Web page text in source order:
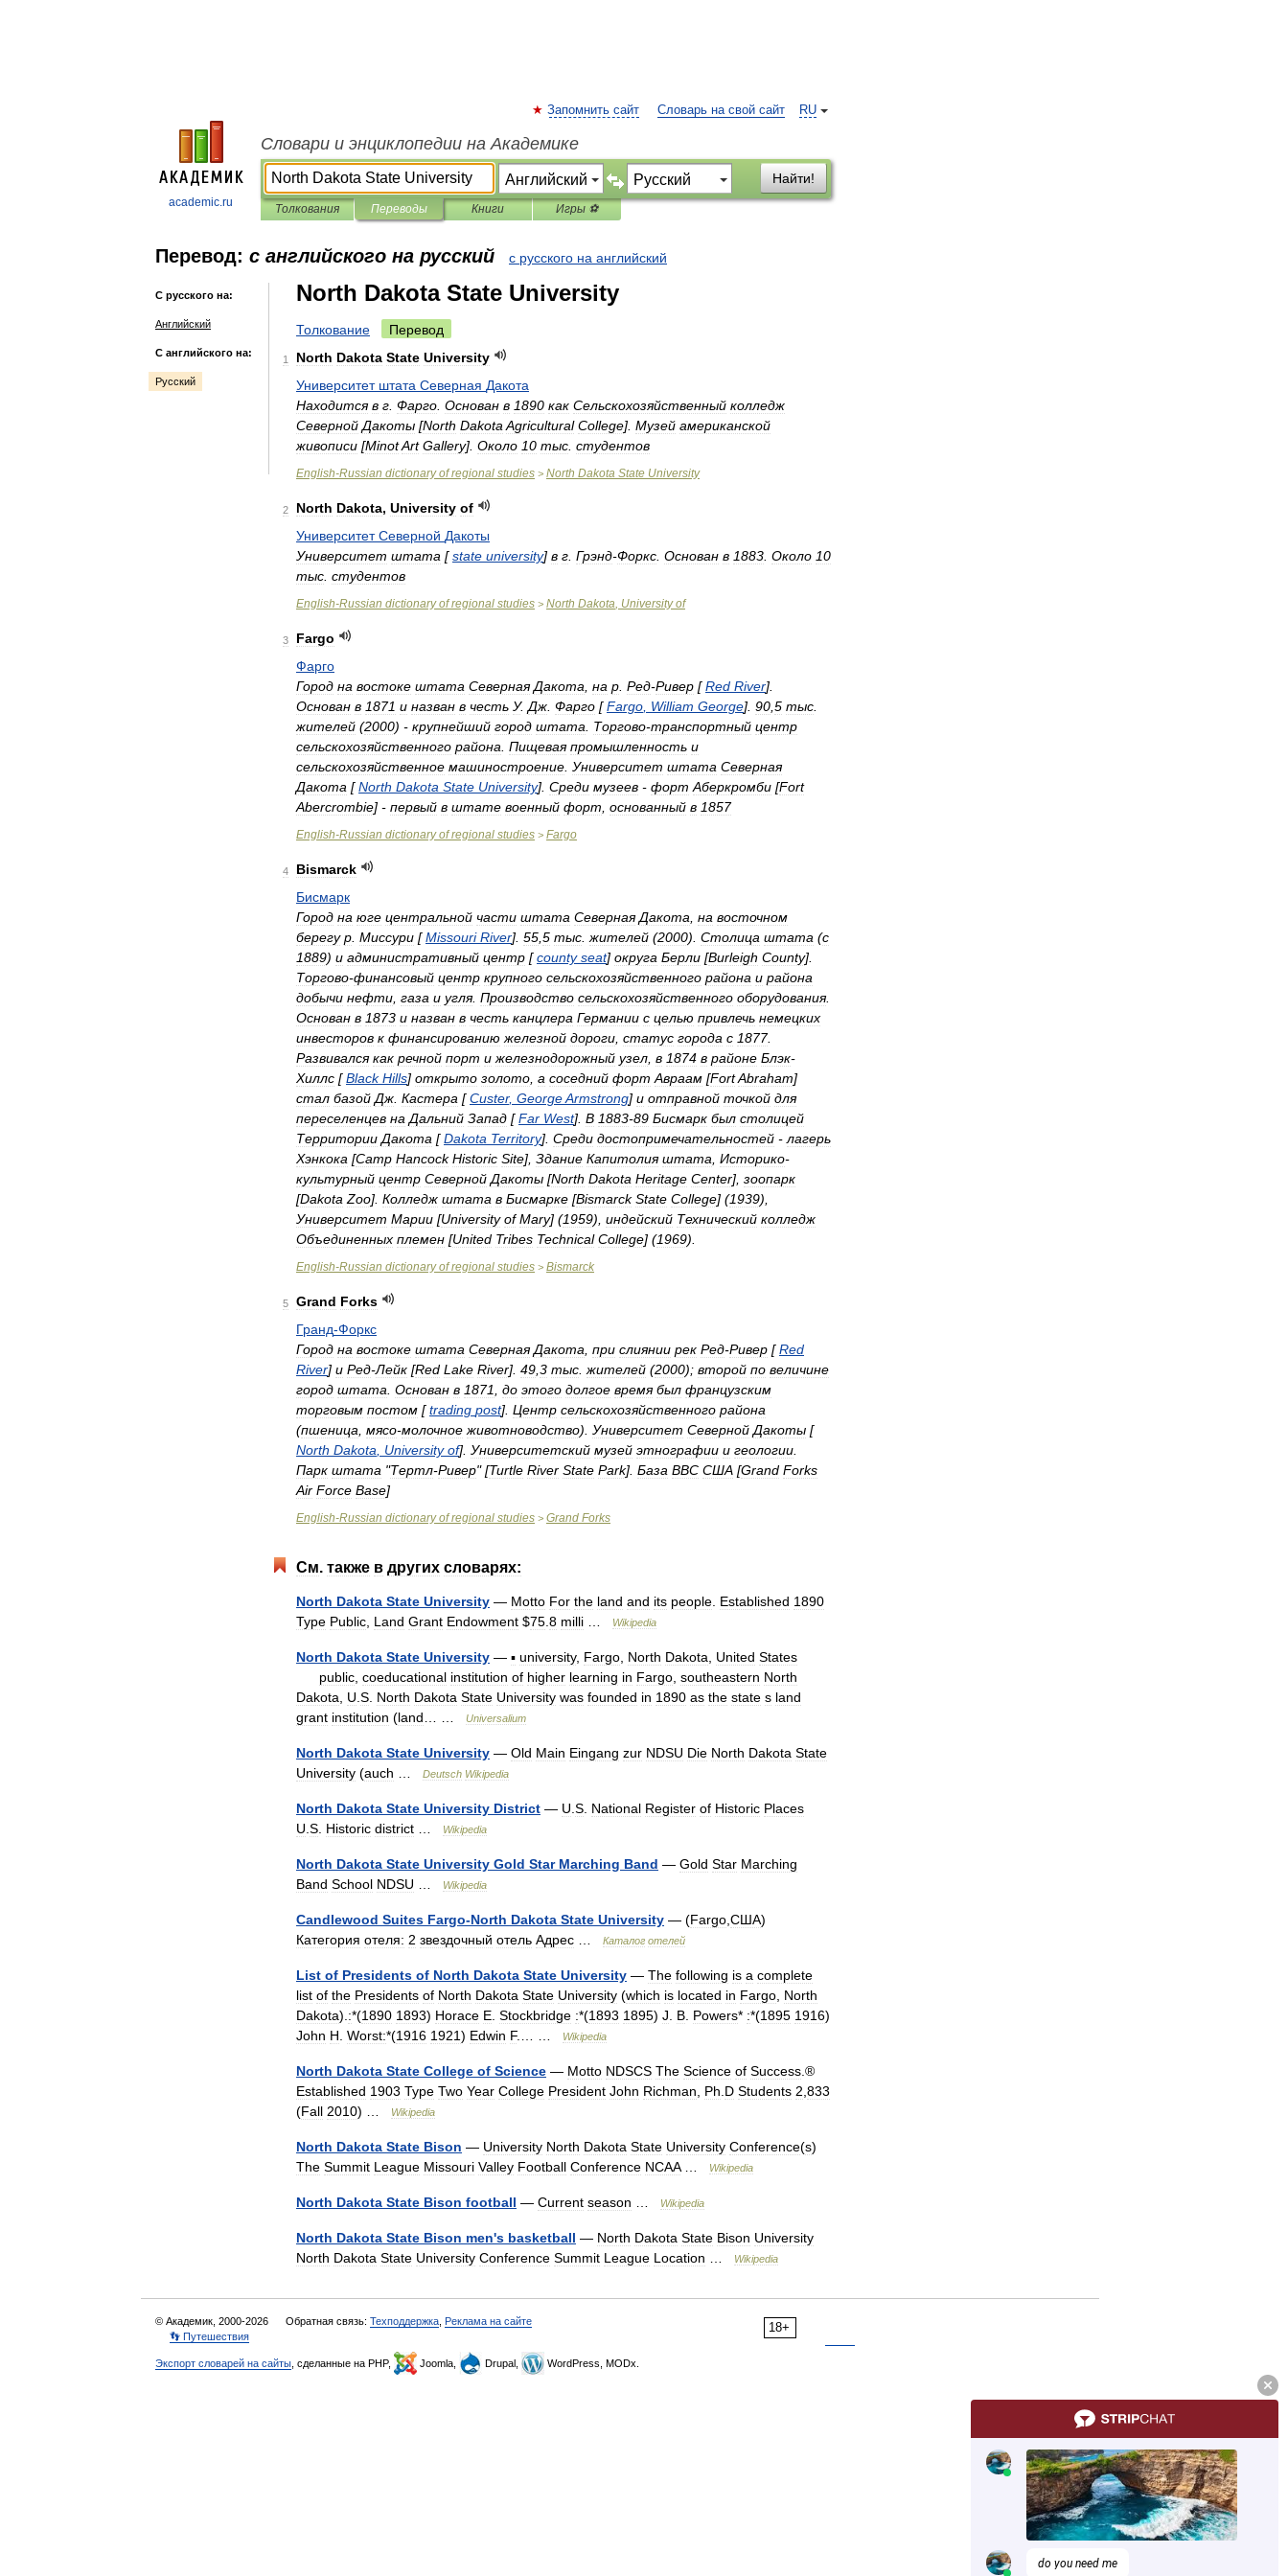
academic.ru
RU
Запомнить сайт Словарь на свой сайт
Словари и энциклопедии на Академике
Найти!
Толкования Переводы Книги Игры ⚽
Перевод: с английского на русский с русского на английский
С русского на:
Английский
С английского на:
Русский
North Dakota State University
Толкование Перевод
1 North Dakota State University
Университет штата Северная Дакота
Находится в г Фарго Основан в 1890 как Сельскохозяйственный колледж
Северной Дакоты [North Dakota Agricultural College]. Музей американской
живописи [MinotArt Gallery]. Около 10 тыс студентов
English-Russian dictionary of regional studies > North Dakota State University
2 North Dakota, University of
Университет Северной Дакоты
Университет штата [state university] в г Грэнд-Форкс Основан в 1883 Около 10
тыс студентов
English-Russian dictionary of regional studies > North Dakota, University of
3
Fargo
Фарго
Город на востоке штата Северная Дакота на р Ред-Ривер [Red River].
Основан в 1871 и назван в честь У. Дж Фарго [Fargo William George]. 90 5 тыс
жителей (2000) - крупнейший город штата Торгово-транспортный центр
сельскохозяйственного района Пищевая промышленность и
сельскохозяйственное машиностроение Университет штата Северная
Дакота [North Dakota State University]. Среди музеев - форт Аберкромби [Fort
Abercrombie] - первый в штате военный форт основанный в 1857
English-Russian dictionary of regional studies > Fargo
4
Bismarck
Бисмарк
Город на юге центральной части штата Северная Дакота на восточном
берегу р Миссури [Missouri River]. 55 5 тыс жителей (2000). Столица штата (с
1889) и административный центр [county seat] округа Берли [Burleigh County].
Торгово-финансовый центр крупного сельскохозяйственного района и района
добычи нефти газа и угля. Производство сельскохозяйственного оборудования.
Основан в 1873 и назван в честь канцлера Германии с целью привлечь немецких
инвесторов к финансированию железной дороги статус города с 1877.
Развивался как речной порт и железнодорожный узел в 1874 в районе Блэк-
Хиллс [Black Hills] открыто золото а соседний форт Авраам [FortAbraham]
стал базой Дж Кастера [Custer, GeorgeArmstrong] и отправной точкой для
переселенцев на Дальний Запад [Far West]. В 1883-89 Бисмарк был столицей
Территории Дакота [Dakota Territory]. Среди достопримечательностей - лагерь
Хэнкока [Camp Hancock Historic Site], Здание Капитолия штата Историко-
культурный центр Северной Дакоты [North Dakota Heritage Center], зоопарк
[Dakota Zoo]. Колледж штата в Бисмарке [Bismarck State College] (1939),
Университет Марии [University of Mary] (1959), индейский Технический колледж
Объединенных племен [United Tribes Technical College] (1969).
English-Russian dictionary of regional studies > Bismarck
5 Grand Forks
Гранд-Форкс
Город на востоке штата Северная Дакота при слиянии рек Ред-Ривер [Red
River] и Ред-Лейк [Red Lake River]. 49 3 тыс жителей (2000); второй по величине
город штата Основан в 1871 до этого долгое время был французским
торговым постом [trading post]. Центр сельскохозяйственного района
(пшеница мясо-молочное животноводство). Университет Северной Дакоты [
North Dakota University of]. Университетский музей этнографии и геологии
Парк штата "Тертл-Ривер" [Turtle River State Park]. База ВВС США [Grand Forks
Air Force Base]
English-Russian dictionary of regional studies > Grand Forks
См. также в других словарях:
North Dakota State University — Motto For the land and its people Established 1890
Type Public Land Grant Endowment $75 8 milli Wikipedia
North Dakota State University — ▪ university, Fargo North Dakota United States
public coeducational institution of higher learning in Fargo southeastern North
Dakota
U S North Dakota State University was founded in 1890 as the state s land
grant institution (land Universalium
North Dakota State University — Old Main Eingang zur NDSU Die North Dakota State
University (auch Deutsch Wikipedia
North Dakota State University District — U S National Register of Historic Places
U S Historic district Wikipedia
North Dakota State University Gold Star Marching Band — Gold Star Marching
Band School NDSU Wikipedia
Candlewood Suites Fargo-North Dakota State University — (Fargo США)
Категория отеля: 2 звездочный отель Адрес Каталог отелей
List of Presidents of North Dakota State University — The following is a complete
list of the Presidents of North Dakota State University (which is located in Fargo North
Dakota). :*(1890 1893) Horace E Stockbridge :*(1893 1895) J B Powers* :*(1895 1916)
John H Worst:*(1916 1921) Edwin F.… … Wikipedia
North Dakota State College of Science — Motto NDSCS The Science of Success .®
Established 1903 Type Two Year College President John Richman Ph D Students 2 833
(Fall 2010) … Wikipedia
North Dakota State Bison — University North Dakota State University Conference(s)
The Summit League Missouri Valley Football Conference NCAA… Wikipedia
North Dakota State Bison football — Current season Wikipedia
North Dakota State Bison men's basketball — North Dakota State Bison University
North Dakota State University Conference Summit League Location Wikipedia
18+
© Академик, 2000-2026 Обратная связь: Техподдержка Реклама на сайте
👣 Путешествия
Экспорт словарей на сайты , сделанные на PHP, Joomla, Drupal, WordPress, MODx.